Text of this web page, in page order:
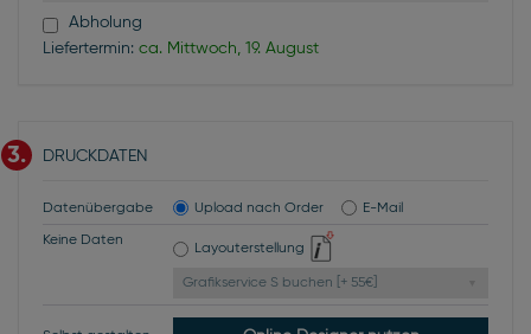
Abholung
Liefertermin: ca. Mittwoch, 19. August
3. DRUCKDATEN
Datenübergabe Upload nach Order E-Mail
Keine Daten
Layouterstellung
Grafikservice S buchen [+ 55€]